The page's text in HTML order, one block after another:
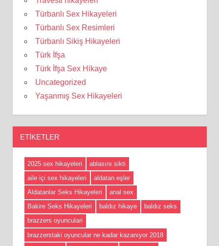
Türbanlı Sex Hikayeleri
Türbanlı Sex Resimleri
Türbanlı Sikiş Hikayeleri
Türk İfşa
Türk İfşa Sex Hikaye
Uncategorized
Yaşanmış Sex Hikayeleri
ETIKETLER
2025 sex hikayeleri
ablasını sikti
aile içi sex hikayeleri
aldatan eşler
Aldatanlar Seks Hikayeleri
anal sex
Bakire Seks Hikayeleri
baldız hikaye
baldız seks
brazzers oyunculari
brazzerstaki oyuncular ne kadar kazanıyor 2018